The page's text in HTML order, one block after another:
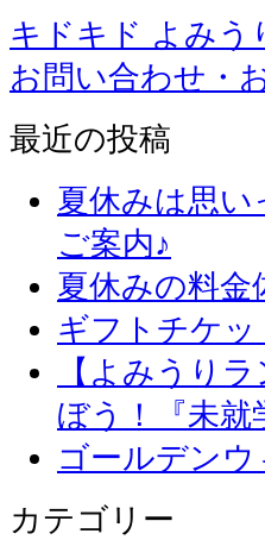
キドキド よみう
お問い合わせ・
最近の投稿
夏休みは思
ご案内♪
夏休みの料金
ギフトチケ
【よみうり
ぼう！『未就
ゴールデン
カテゴリー